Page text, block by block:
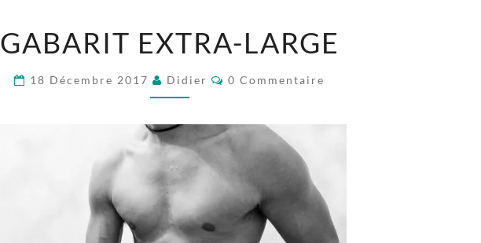
EXTRA-
GABARIT EXTRA-LARGE
18 Décembre 2017 Didier Commentaires
0 Commentaire